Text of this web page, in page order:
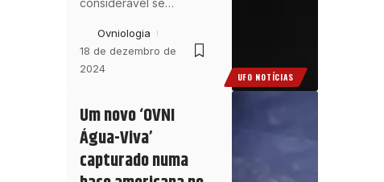
UFO NOTÍCIAS
considerável se…
Ovniologia
18 de dezembro de
2024
Um novo ‘OVNI
Água-Viva’
capturado numa